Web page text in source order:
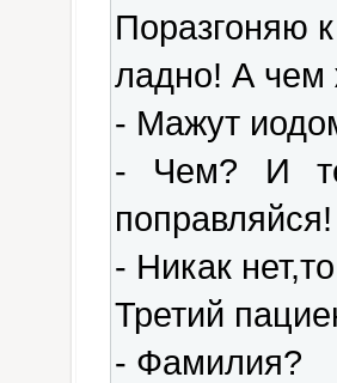
Поразгоняю
ладно! А чем
- Мажут
- Чем? И
- Никак
Третий
- Фамилия?